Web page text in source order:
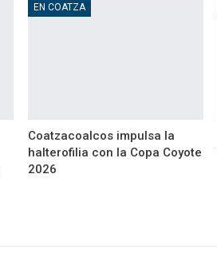
EN COATZA
Coatzacoalcos impulsa la
halterofilia con la Copa Coyote
2026